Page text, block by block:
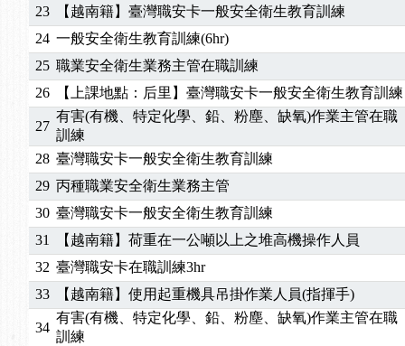
2025/01/21「高壓氣體製造安全主任」、「隧道等襯砌作業主
訓測驗
2025/01/15【線上課程】碳中和核心職能系列課程資訊
2026/07/15【免費研習】115年製造業危害預防職場安衛法令
2026/07/08【中心公告】因應颱風來襲，若遇停班停課消息 補
2026/05/06【產業人才投資】06/03-06/08堆高機課程，政府出
2026/04/24
【製程安全評估人員】開課囉
2025/11/11【中心公告】颱風假11/12停班停課
2025/11/10【中心公告】因應颱風來襲，若遇停班停課消息 補
2025/10/30【進修課程】2026年，課程意見蒐集~
2025/08/20 【進修課程】SDS格式百百種？專業講師帶您判斷
2025/08/12 【中心公告】因應颱風來襲，若遇停班停課消息
2025/07/06【中心公告】颱風假114/07/07停班停課
2025/06/06 【進修課程】～～前導課程看這邊推出囉～～
2025/05/29【進修課程】前導課程推出公告！
2025/04/28
23
【越南籍】臺灣職安卡一般安全衛生教育訓練
24 一般安全衛生教育訓練(6hr)
25 職業安全衛生業務主管在職訓練
26
【上課地點：后里】臺灣職安卡一般安全衛生教育訓練
27
有害(有機、特定化學、鉛、粉塵、缺氧)作業主管在職
訓練
28 臺灣職安卡一般安全衛生教育訓練
29 丙種職業安全衛生業務主管
30 臺灣職安卡一般安全衛生教育訓練
31
【越南籍】荷重在一公噸以上之堆高機操作人員
32 臺灣職安卡在職訓練3hr
33
【越南籍】使用起重機具吊掛作業人員(指揮手)
34
有害(有機、特定化學、鉛、粉塵、缺氧)作業主管在職
訓練